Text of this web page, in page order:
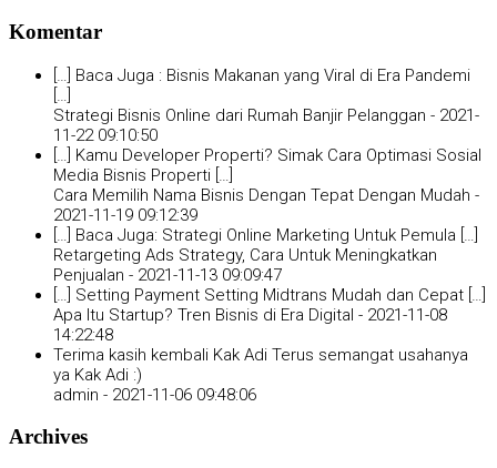
Komentar
[…] Baca Juga : Bisnis Makanan yang Viral di Era Pandemi
Strategi Bisnis Online dari Rumah Banjir Pelanggan - 2021-
11-22 09:10:50
[…] Kamu Developer Properti? Simak Cara Optimasi Sosial
Media Bisnis Properti […]
Cara Memilih Nama Bisnis Dengan Tepat Dengan Mudah -
2021-11-19 09:12:39
[…] Baca Juga: Strategi Online Marketing Untuk Pemula […]
Retargeting Ads Strategy, Cara Untuk Meningkatkan
Penjualan - 2021-11-13 09:09:47
[…] Setting Payment Setting Midtrans Mudah dan Cepat […]
Apa Itu Startup? Tren Bisnis di Era Digital - 2021-11-08
14:22:48
Terima kasih kembali Kak Adi Terus semangat usahanya
ya Kak Adi :)
admin - 2021-11-06 09:48:06
Archives